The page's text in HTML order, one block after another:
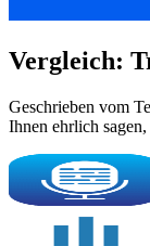
Vergleich:
Geschrieben vom
Ihnen ehrlich